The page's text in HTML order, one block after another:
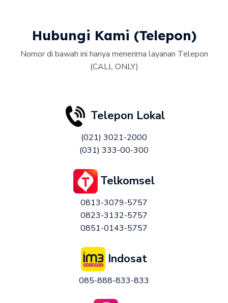
Hubungi Kami (Telepon)
Nomor di bawah ini hanya menerima layanan Telepon
(CALL ONLY)
Telepon Lokal
(021) 3021-2000
(031) 333-00-300
Telkomsel
0813-3079-5757
0823-3132-5757
0851-0143-5757
Indosat
085-888-833-833